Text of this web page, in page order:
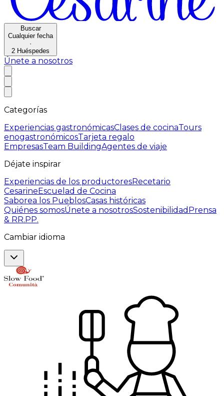
Buscar
Cualquier fecha
·
2 Huéspedes
Únete a nosotros
Categorías
Experiencias gastronómicasClases de cocinaTours
enogastronómicosTarjeta regalo
EmpresasTeam BuildingAgentes de viaje
Déjate inspirar
Experiencias de los productoresRecetario
CesarineEscuelad de Cocina
Saborea los PueblosCasas históricas
Quiénes somosÚnete a nosotrosSostenibilidad Prensa
& RR.PP.
Cambiar idioma